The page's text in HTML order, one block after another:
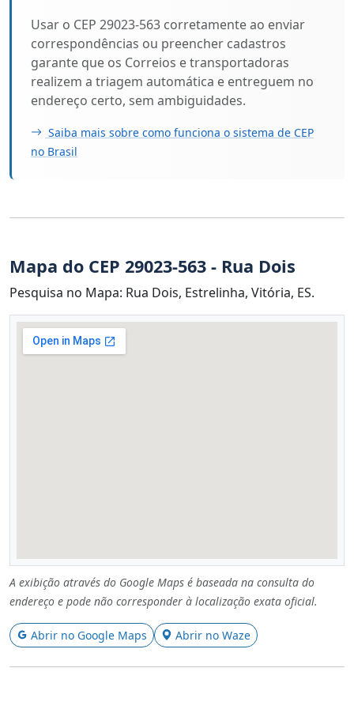
Usar o CEP 29023-563 corretamente ao enviar
correspondências ou preencher cadastros
garante que os Correios e transportadoras
realizem a triagem automática e entreguem no
endereço certo, sem ambiguidades.
Saiba mais sobre como funciona o sistema de CEP
no Brasil
Mapa do CEP 29023-563 - Rua Dois
Pesquisa no Mapa: Rua Dois, Estrelinha, Vitória, ES.
A exibição através do Google Maps é baseada na consulta do
endereço e pode não corresponder à localização exata oficial.
Abrir no Google Maps Abrir no Waze